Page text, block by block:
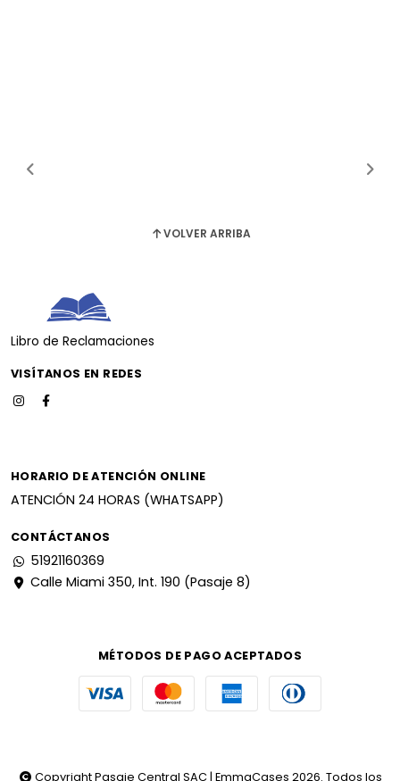
VOLVER ARRIBA
Libro de Reclamaciones
VISÍTANOS EN REDES
HORARIO DE ATENCIÓN ONLINE
ATENCIÓN 24 HORAS (WHATSAPP)
CONTÁCTANOS
51921160369
Calle Miami 350, Int. 190 (Pasaje 8)
MÉTODOS DE PAGO ACEPTADOS
Copyright Pasaje Central SAC | EmmaCases 2026. Todos los